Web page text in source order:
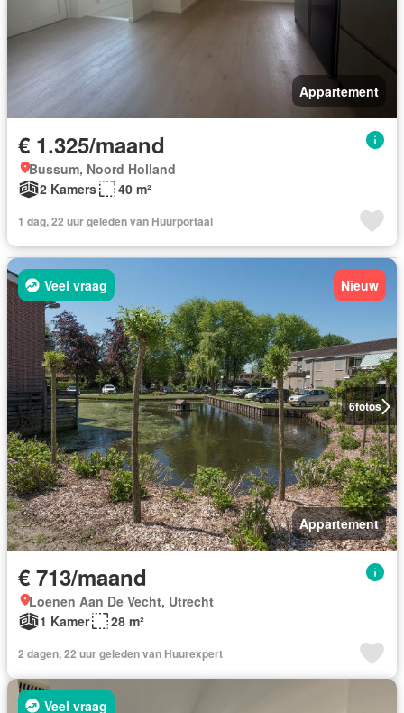
Appartement
€ 1.325/maand
Bussum, Noord Holland
2 Kamers
40 m²
1 dag, 22 uur geleden van Huurportaal
6fotos
Veel vraag Nieuw
Appartement
€ 713/maand
Loenen Aan De Vecht, Utrecht
1 Kamer
28 m²
2 dagen, 22 uur geleden van Huurexpert
Veel vraag